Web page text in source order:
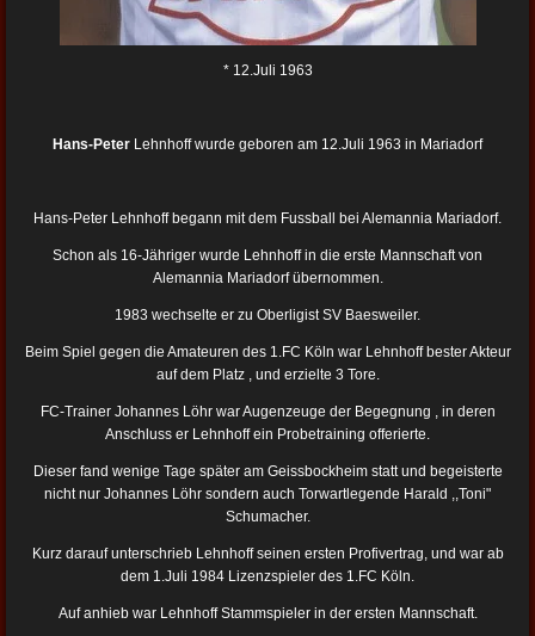
* 12.Juli 1963
Hans-Peter Lehnhoff wurde geboren am 12.Juli 1963 in Mariadorf
Hans-Peter Lehnhoff begann mit dem Fussball bei Alemannia Mariadorf.
Schon als 16-Jähriger wurde Lehnhoff in die erste Mannschaft von
Alemannia Mariadorf übernommen.
1983 wechselte er zu Oberligist SV Baesweiler.
Beim Spiel gegen die Amateuren des 1.FC Köln war Lehnhoff bester Akteur
auf dem Platz , und erzielte 3 Tore.
FC-Trainer Johannes Löhr war Augenzeuge der Begegnung , in deren
Anschluss er Lehnhoff ein Probetraining offerierte.
Dieser fand wenige Tage später am Geissbockheim statt und begeisterte
nicht nur Johannes Löhr sondern auch Torwartlegende Harald ,,Toni"
Schumacher.
Kurz darauf unterschrieb Lehnhoff seinen ersten Profivertrag, und war ab
dem 1.Juli 1984 Lizenzspieler des 1.FC Köln.
Auf anhieb war Lehnhoff Stammspieler in der ersten Mannschaft.